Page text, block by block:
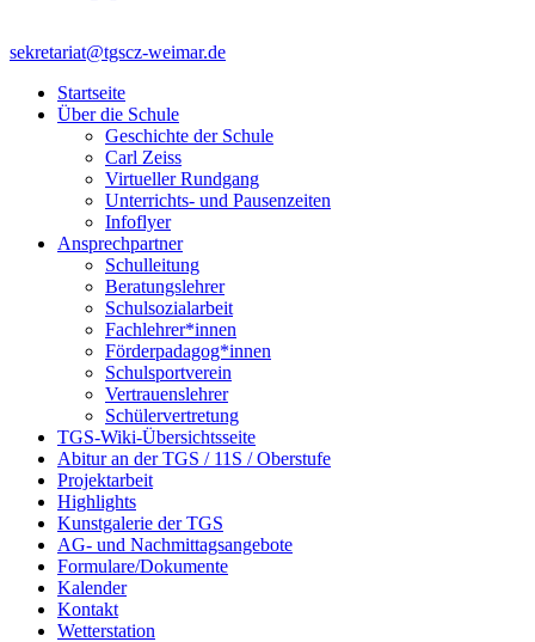
sekretariat@tgscz-weimar.de
Startseite
Über die Schule
Geschichte der Schule
Carl Zeiss
Virtueller Rundgang
Unterrichts- und Pausenzeiten
Infoflyer
Ansprechpartner
Schulleitung
Beratungslehrer
Schulsozialarbeit
Fachlehrer*innen
Förderpadagog*innen
Schulsportverein
Vertrauenslehrer
Schülervertretung
TGS-Wiki-Übersichtsseite
Abitur an der TGS / 11S / Oberstufe
Projektarbeit
Highlights
Kunstgalerie der TGS
AG- und Nachmittagsangebote
Formulare/Dokumente
Kalender
Kontakt
Wetterstation